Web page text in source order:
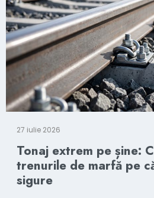
27 iulie 2026
Tonaj extrem pe șine:
trenurile de marfă pe
sigure